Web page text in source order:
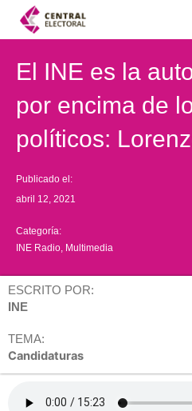
El INE es la
por encima de
políticos:
Publicado el:
abril 12, 2021
Categoría:
INE Radio Multimedia
ESCRITO POR:
INE
TEMA:
Candidaturas